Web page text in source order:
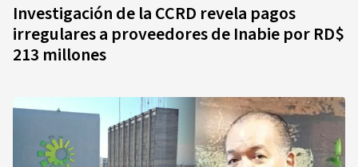
Investigación de la CCRD revela pagos
irregulares a proveedores de Inabie por RD$
213 millones